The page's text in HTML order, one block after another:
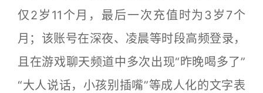
仅2岁11个月，最后一次充值时为3岁7个
月；该账号在深夜、凌晨等时段高频登录，
且在游戏聊天频道中多次出现“昨晚喝多了”
“大人说话，小孩别插嘴”等成人化的文字表